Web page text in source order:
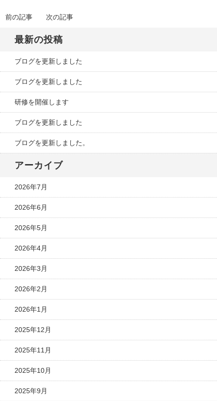
前の記事 次の記事
最新の投稿
ブログを更新しました
ブログを更新しました
研修を開催します
ブログを更新しました
ブログを更新しました。
アーカイブ
2026年7月
2026年6月
2026年5月
2026年4月
2026年3月
2026年2月
2026年1月
2025年12月
2025年11月
2025年10月
2025年9月